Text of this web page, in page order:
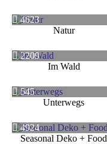
4623
Natur
2209
Im Wald
545
Unterwegs
4924
Seasonal Deko + Food